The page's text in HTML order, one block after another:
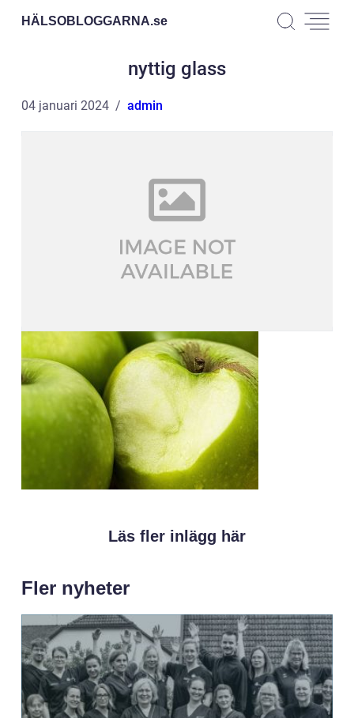
HÄLSOBLOGGARNA.se
nyttig glass
04 januari 2024 admin
Läs fler inlägg här
Fler nyheter